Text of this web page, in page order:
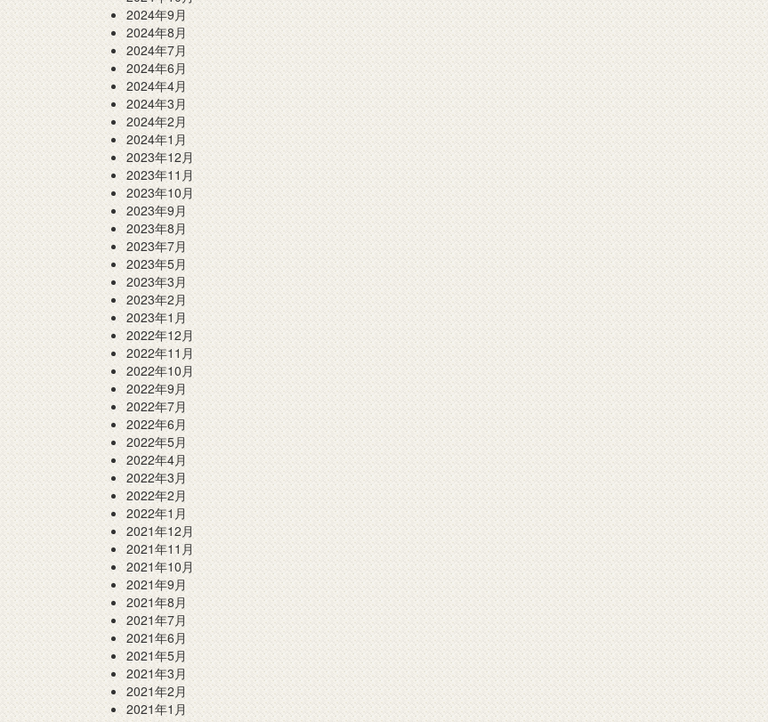
2024年9月
2024年8月
2024年7月
2024年6月
2024年4月
2024年3月
2024年2月
2024年1月
2023年12月
2023年11月
2023年10月
2023年9月
2023年8月
2023年7月
2023年5月
2023年3月
2023年2月
2023年1月
2022年12月
2022年11月
2022年10月
2022年9月
2022年7月
2022年6月
2022年5月
2022年4月
2022年3月
2022年2月
2022年1月
2021年12月
2021年11月
2021年10月
2021年9月
2021年8月
2021年7月
2021年6月
2021年5月
2021年3月
2021年2月
2021年1月